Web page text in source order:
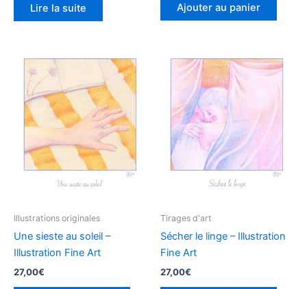
Lire la suite Ajouter au panier
Illustrations originales
Une sieste au soleil –
Illustration Fine Art
27,00€
Tirages d'art
Sécher le linge – Illustration
Fine Art
27,00€